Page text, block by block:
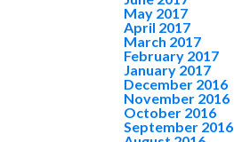
May 2017
April 2017
March 2017
February 2017
January 2017
December 2016
November 2016
October 2016
September 2016